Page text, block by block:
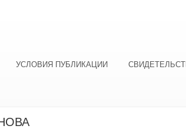
УСЛОВИЯ ПУБЛИКАЦИИ